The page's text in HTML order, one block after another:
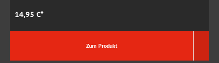
14,95 €*
Zum Produkt